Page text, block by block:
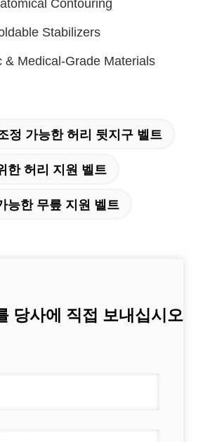
Contouring
Stabilizers
& Medical-Grade Materials
정 가능한 허리 뒷지구 벨트
한 허리 지원 벨트
능한 무릎 지원 벨트
당사에 직접 보내십시오